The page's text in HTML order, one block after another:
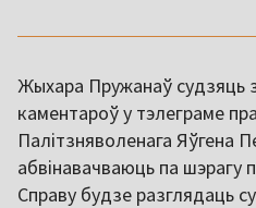
Жыхара Пружанаў судзяць
каментароў у тэлеграме
Палітзняволенага Яўгена
абвінавачваюць па шэрагу
Справу будзе разглядаць